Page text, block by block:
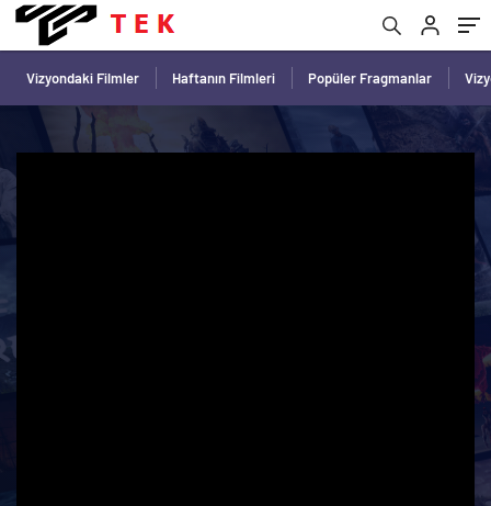
Vizyondaki Filmler Haftanın Filmleri Popüler Fragmanlar